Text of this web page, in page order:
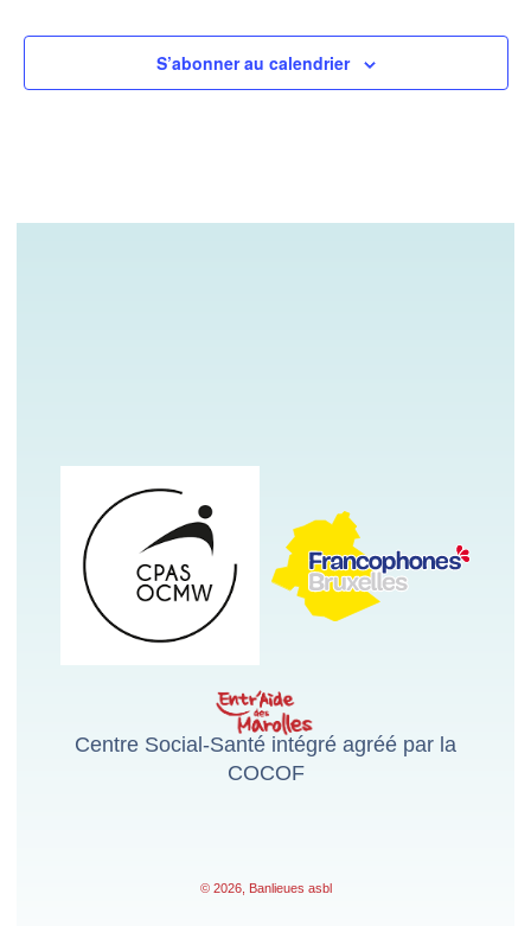
S’abonner au calendrier
Centre Social-Santé intégré agréé par la
COCOF
© 2026, Banlieues asbl